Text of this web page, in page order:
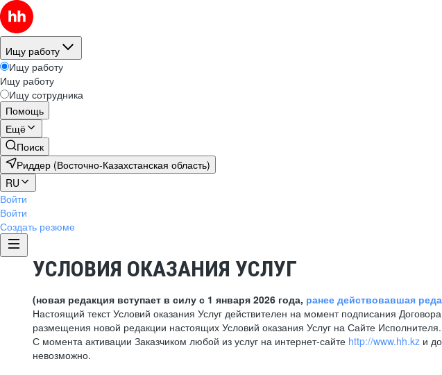
Ищу работу
Ищу работу
Ищу работу
Ищу сотрудника
Помощь
Ещё
Поиск
Риддер (Восточно-Казахстанская область)
RU
Войти
Войти
Создать резюме
УСЛОВИЯ ОКАЗАНИЯ УСЛУГ
(новая редакция вступает в силу с 1 января 2026 года, ранее действовавшая
Настоящий текст Условий оказания Услуг действителен на момент подписания
размещения новой редакции настоящих Условий оказания Услуг на Сайте Исполнителя.
С момента активации Заказчиком любой из услуг на интернет-сайте http://www.hh.kz и
невозможно.